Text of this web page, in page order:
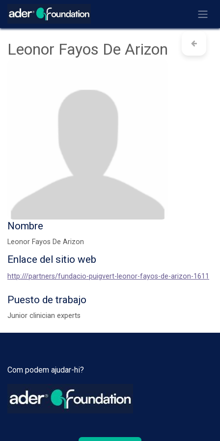
Ir al contenido
Leonor Fayos De Arizon
Nombre
Leonor Fayos De Arizon
Enlace del sitio web
http:///partners/fundacio-puigvert-leonor-fayos-de-arizon-1611
Puesto de trabajo
Junior clinician experts
Com podem ajudar-hi?